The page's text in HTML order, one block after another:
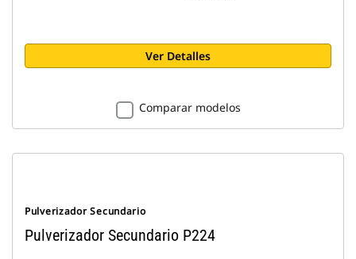
Ver Detalles
Comparar modelos
Pulverizador Secundario
Pulverizador Secundario P224